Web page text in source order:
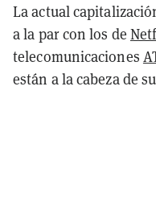
La actual
a la par con los de
telecomunicaciones
están a la cabeza de